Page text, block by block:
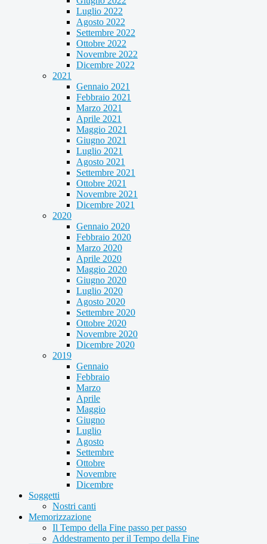
Luglio 2022
Agosto 2022
Settembre 2022
Ottobre 2022
Novembre 2022
Dicembre 2022
2021
Gennaio 2021
Febbraio 2021
Marzo 2021
Aprile 2021
Maggio 2021
Giugno 2021
Luglio 2021
Agosto 2021
Settembre 2021
Ottobre 2021
Novembre 2021
Dicembre 2021
2020
Gennaio 2020
Febbraio 2020
Marzo 2020
Aprile 2020
Maggio 2020
Giugno 2020
Luglio 2020
Agosto 2020
Settembre 2020
Ottobre 2020
Novembre 2020
Dicembre 2020
2019
Gennaio
Febbraio
Marzo
Aprile
Maggio
Giugno
Luglio
Agosto
Settembre
Ottobre
Novembre
Dicembre
Soggetti
Nostri canti
Memorizzazione
Il Tempo della Fine passo per passo
Addestramento per il Tempo della Fine